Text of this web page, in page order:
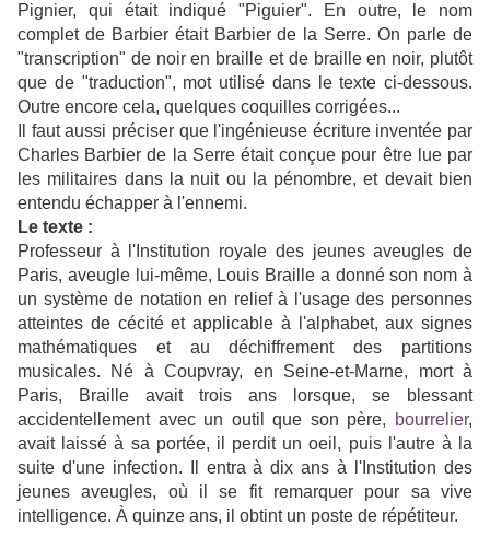
Pignier, qui était indiqué "Piguier". En outre, le nom
complet de Barbier était Barbier de la Serre. On parle de
"transcription" de noir en braille et de braille en noir, plutôt
que de "traduction", mot utilisé dans le texte ci-dessous.
Outre encore cela, quelques coquilles corrigées...
Il faut aussi préciser que l'ingénieuse écriture inventée par
Charles Barbier de la Serre était conçue pour être lue par
les militaires dans la nuit ou la pénombre, et devait bien
entendu échapper à l'ennemi.
Le texte :
Professeur à l'Institution royale des jeunes aveugles de
Paris, aveugle lui-même, Louis Braille a donné son nom à
un système de notation en relief à l'usage des personnes
atteintes de cécité et applicable à l'alphabet, aux signes
mathématiques et au déchiffrement des partitions
musicales. Né à Coupvray, en Seine-et-Marne, mort à
Paris, Braille avait trois ans lorsque, se blessant
accidentellement avec un outil que son père,
bourrelier,
avait laissé à sa portée, il perdit un oeil, puis l'autre à la
suite d'une infection. Il entra à dix ans à l'Institution des
jeunes aveugles, où il se fit remarquer pour sa vive
intelligence. À quinze ans, il obtint un poste de répétiteur.